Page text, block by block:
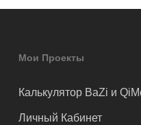
Мои Проекты
Калькулятор BaZi и
Личный Кабинет